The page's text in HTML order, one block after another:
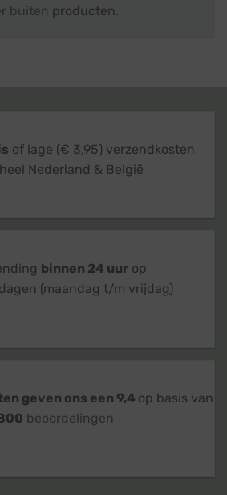
buiten producten.
of lage (€ 3,95) verzendkosten
Nederland & België
binnen 24 uur op
(maandag t/m vrijdag)
geven ons een 9,4 op basis van
beoordelingen